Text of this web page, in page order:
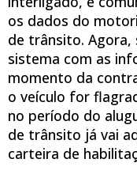
os dados do
de trânsito. Agora,
sistema com as
momento da
o veículo for
no período do
de trânsito já vai
carteira de